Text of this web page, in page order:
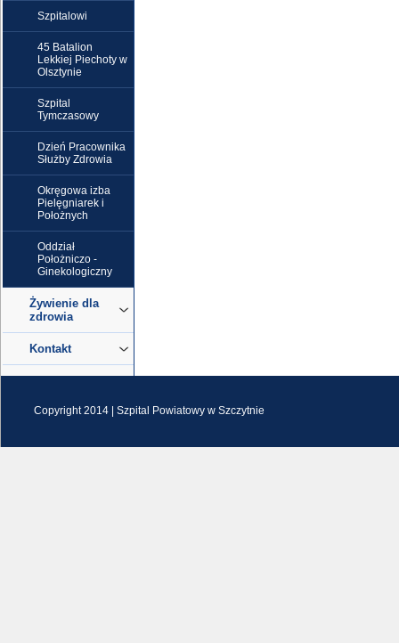
Szpitalowi
45 Batalion
Lekkiej Piechoty w
Olsztynie
Szpital
Tymczasowy
Dzień Pracownika
Służby Zdrowia
Okręgowa izba
Pielęgniarek i
Położnych
Oddział
Położniczo -
Ginekologiczny
Żywienie dla
zdrowia
Kontakt
Copyright 2014 | Szpital Powiatowy w Szczytnie